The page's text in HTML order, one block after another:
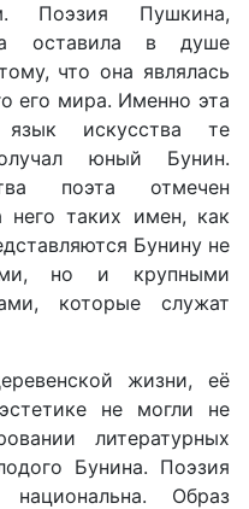
Поэзия Пушкина,
оставила в душе
что она являлась
его мира. Именно эта
искусства те
юный Бунин.
поэта отмечен
него таких имен, как
Бунину не
но и крупными
которые служат
жизни, её
не могли не
литературных
Бунина. Поэзия
Образ